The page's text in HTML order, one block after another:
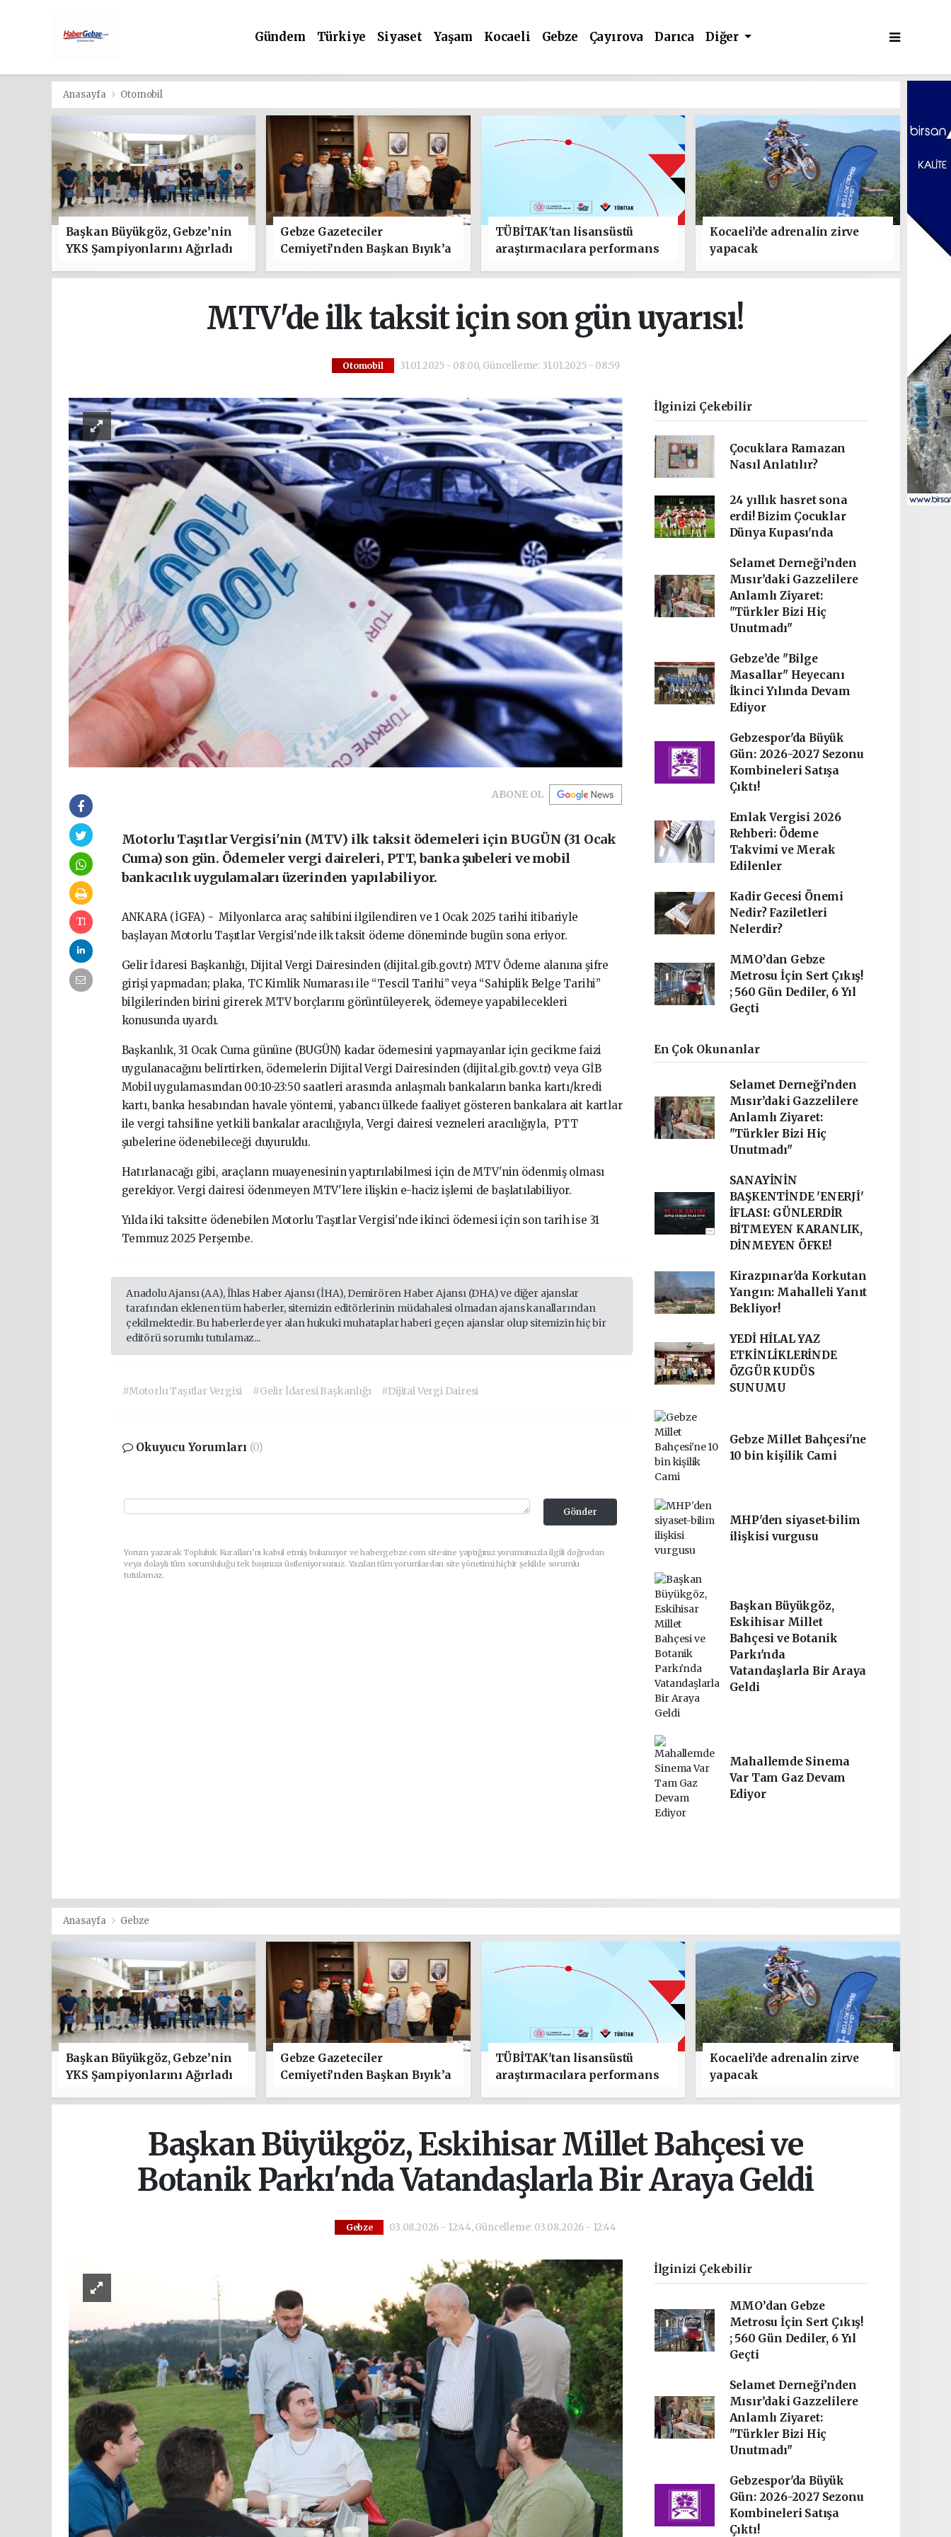
Gündem Türkiye Siyaset Yaşam Kocaeli Gebze Çayırova Darıca Diğer
Anasayfa Otomobil
Başkan Büyükgöz, Gebze’nin
YKS Şampiyonlarını Ağırladı
Gebze Gazeteciler
Cemiyeti’nden Başkan Bıyık’a
TÜBİTAK'tan lisansüstü
araştırmacılara performans
Kocaeli’de adrenalin zirve
yapacak
MTV'de ilk taksit için son gün uyarısı!
Otomobil 31.01.2025 - 08:00, Güncelleme: 31.01.2025 - 08:59
ABONE OL
Motorlu Taşıtlar Vergisi'nin (MTV) ilk taksit ödemeleri için BUGÜN (31 Ocak
Cuma) son gün. Ödemeler vergi daireleri, PTT, banka şubeleri ve mobil
bankacılık uygulamaları üzerinden yapılabiliyor.
ANKARA (İGFA) - Milyonlarca araç sahibini ilgilendiren ve 1 Ocak 2025 tarihi itibariyle
başlayan Motorlu Taşıtlar Vergisi'nde ilk taksit ödeme döneminde bugün sona eriyor.
Gelir İdaresi Başkanlığı, Dijital Vergi Dairesinden (dijital.gib.gov.tr) MTV Ödeme alanına şifre
girişi yapmadan; plaka, TC Kimlik Numarası ile “Tescil Tarihi” veya “Sahiplik Belge Tarihi”
bilgilerinden birini girerek MTV borçlarını görüntüleyerek, ödemeye yapabilecekleri
konusunda uyardı.
Başkanlık, 31 Ocak Cuma gününe (BUGÜN) kadar ödemesini yapmayanlar için gecikme faizi
uygulanacağını belirtirken, ödemelerin Dijital Vergi Dairesinden (dijital.gib.gov.tr) veya GİB
Mobil uygulamasından 00:10-23:50 saatleri arasında anlaşmalı bankaların banka kartı/kredi
kartı, banka hesabından havale yöntemi, yabancı ülkede faaliyet gösteren bankalara ait kartlar
ile vergi tahsiline yetkili bankalar aracılığıyla, Vergi dairesi vezneleri aracılığıyla, PTT
şubelerine ödenebileceği duyuruldu.
Hatırlanacağı gibi, araçların muayenesinin yaptırılabilmesi için de MTV'nin ödenmiş olması
gerekiyor. Vergi dairesi ödenmeyen MTV'lere ilişkin e-haciz işlemi de başlatılabiliyor.
Yılda iki taksitte ödenebilen Motorlu Taşıtlar Vergisi'nde ikinci ödemesi için son tarih ise 31
Temmuz 2025 Perşembe.
Anadolu Ajansı (AA), İhlas Haber Ajansı (İHA), Demirören Haber Ajansı (DHA) ve diğer ajanslar
tarafından eklenen tüm haberler, sitemizin editörlerinin müdahalesi olmadan ajans kanallarından
çekilmektedir. Bu haberlerde yer alan hukuki muhataplar haberi geçen ajanslar olup sitemizin hiç bir
editörü sorumlu tutulamaz...
#Motorlu Taşıtlar Vergisi #Gelir İdaresi Başkanlığı #Dijital Vergi Dairesi
Okuyucu Yorumları (0)
Gönder
Yorum yazarak Topluluk Kuralları’nı kabul etmiş bulunuyor ve habergebze.com sitesine yaptığınız yorumunuzla ilgili doğrudan
veya dolaylı tüm sorumluluğu tek başınıza üstleniyorsunuz. Yazılan tüm yorumlardan site yönetimi hiçbir şekilde sorumlu
tutulamaz.
İlginizi Çekebilir
Çocuklara Ramazan
Nasıl Anlatılır?
24 yıllık hasret sona
erdi! Bizim Çocuklar
Dünya Kupası'nda
Selamet Derneği’nden
Mısır’daki Gazzelilere
Anlamlı Ziyaret:
"Türkler Bizi Hiç
Unutmadı"
Gebze’de "Bilge
Masallar" Heyecanı
İkinci Yılında Devam
Ediyor
Gebzespor'da Büyük
Gün: 2026-2027 Sezonu
Kombineleri Satışa
Çıktı!
Emlak Vergisi 2026
Rehberi: Ödeme
Takvimi ve Merak
Edilenler
Kadir Gecesi Önemi
Nedir? Faziletleri
Nelerdir?
MMO’dan Gebze
Metrosu İçin Sert Çıkış!
; 560 Gün Dediler, 6 Yıl
Geçti
En Çok Okunanlar
Selamet Derneği’nden
Mısır’daki Gazzelilere
Anlamlı Ziyaret:
"Türkler Bizi Hiç
Unutmadı"
SANAYİNİN
BAŞKENTİNDE 'ENERJİ'
İFLASI: GÜNLERDİR
BİTMEYEN KARANLIK,
DİNMEYEN ÖFKE!
Kirazpınar'da Korkutan
Yangın: Mahalleli Yanıt
Bekliyor!
YEDİ HİLAL YAZ
ETKİNLİKLERİNDE
ÖZGÜR KUDÜS
SUNUMU
Gebze Millet Bahçesi'ne
10 bin kişilik Cami
MHP'den siyaset-bilim
ilişkisi vurgusu
Başkan Büyükgöz,
Eskihisar Millet
Bahçesi ve Botanik
Parkı'nda
Vatandaşlarla Bir Araya
Geldi
Mahallemde Sinema
Var Tam Gaz Devam
Ediyor
Anasayfa Gebze
Başkan Büyükgöz, Gebze’nin
YKS Şampiyonlarını Ağırladı
Gebze Gazeteciler
Cemiyeti’nden Başkan Bıyık’a
TÜBİTAK'tan lisansüstü
araştırmacılara performans
Kocaeli’de adrenalin zirve
yapacak
Başkan Büyükgöz, Eskihisar Millet Bahçesi ve
Botanik Parkı'nda Vatandaşlarla Bir Araya Geldi
Gebze 03.08.2026 - 12:44, Güncelleme: 03.08.2026 - 12:44
İlginizi Çekebilir
MMO’dan Gebze
Metrosu İçin Sert Çıkış!
; 560 Gün Dediler, 6 Yıl
Geçti
Selamet Derneği’nden
Mısır’daki Gazzelilere
Anlamlı Ziyaret:
"Türkler Bizi Hiç
Unutmadı"
Gebzespor'da Büyük
Gün: 2026-2027 Sezonu
Kombineleri Satışa
Çıktı!